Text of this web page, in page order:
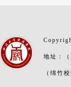
地址：
（绵竹